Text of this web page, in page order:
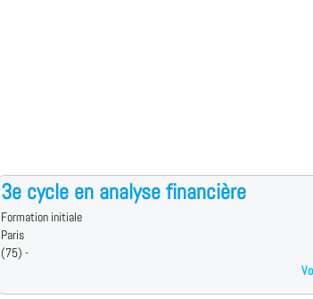
3e cycle en analyse financière
Formation initiale
Paris
(75) -